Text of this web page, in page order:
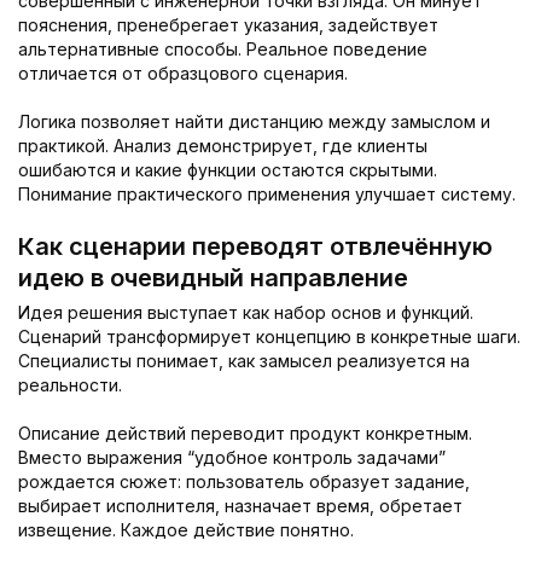
пояснения, пренебрегает указания, задействует
альтернативные способы. Реальное поведение
отличается от образцового сценария.
Логика позволяет найти дистанцию между замыслом и
практикой. Анализ демонстрирует, где клиенты
ошибаются и какие функции остаются скрытыми.
Понимание практического применения улучшает систему.
Как сценарии переводят отвлечённую
идею в очевидный направление
Идея решения выступает как набор основ и функций.
Сценарий трансформирует концепцию в конкретные шаги.
Специалисты понимает, как замысел реализуется на
реальности.
Описание действий переводит продукт конкретным.
Вместо выражения “удобное контроль задачами”
рождается сюжет: пользователь образует задание,
выбирает исполнителя, назначает время, обретает
извещение. Каждое действие понятно.